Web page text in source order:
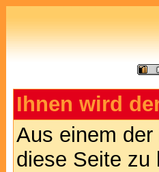
Ihnen wird
Aus einem
diese Seite zu